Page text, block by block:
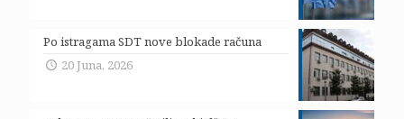
Po istragama SDT nove blokade računa
20 Juna, 2026